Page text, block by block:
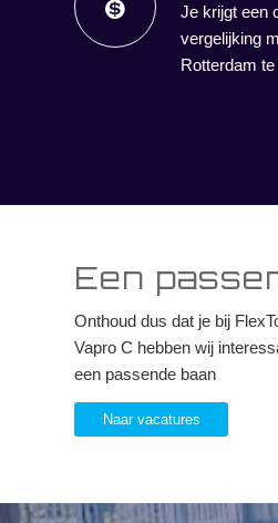
Je krijgt een
vergelijking
Rotterdam
Een
Onthoud dus dat je bij
Vapro C hebben wij
een passende baan
Naar vacatures